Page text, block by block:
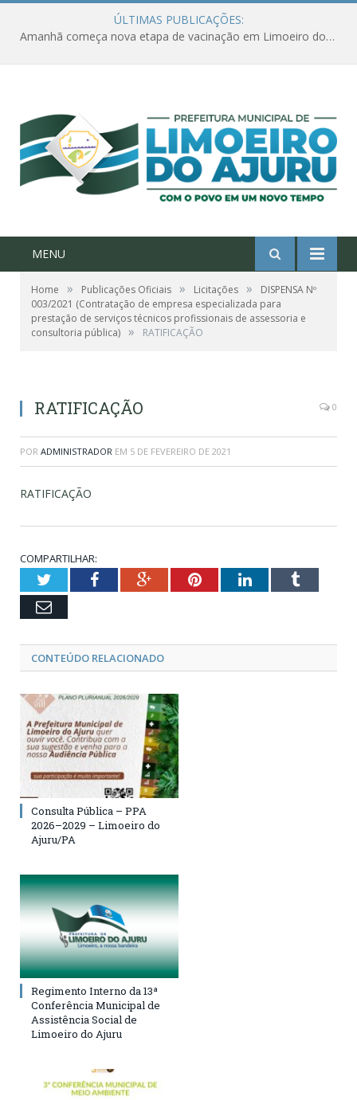
ÚLTIMAS PUBLICAÇÕES:
Amanhã começa nova etapa de vacinação em Limoeiro do Ajuru para idosos com 65 ou mais
MENU
Home » Publicações Oficiais » Licitações »
DISPENSA Nº
003/2021 (Contratação de empresa especializada para
prestação de serviços técnicos profissionais de assessoria e
consultoria pública) » RATIFICAÇÃO
RATIFICAÇÃO 0
POR ADMINISTRADOR EM 5 DE FEVEREIRO DE 2021
RATIFICAÇÃO
COMPARTILHAR:
TwitterFacebookGoogle+PinterestLinkedInTumblr
Email
CONTEÚDO RELACIONADO
Consulta Pública – PPA
2026–2029 – Limoeiro do
Ajuru/PA
Regimento Interno da 13ª
Conferência Municipal de
Assistência Social de
Limoeiro do Ajuru